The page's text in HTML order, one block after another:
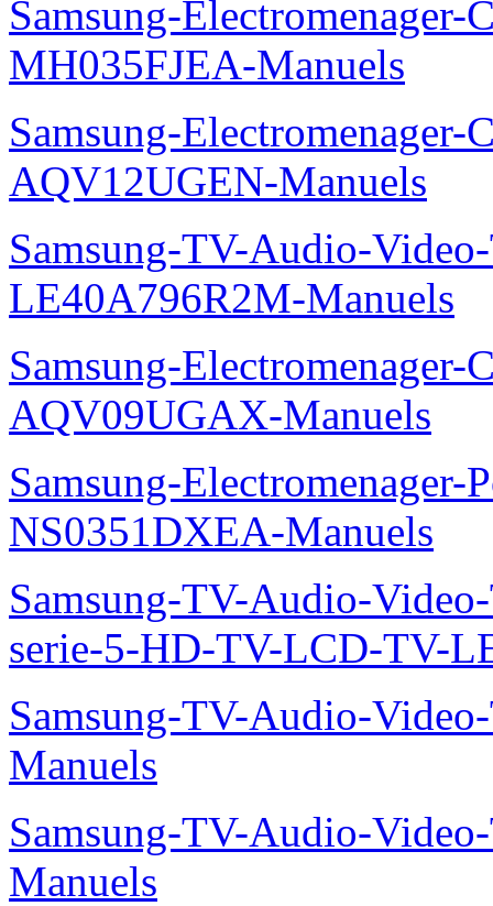
Samsung-Electromenager-
MH035FJEA-Manuels
Samsung-Electromenager-
AQV12UGEN-Manuels
Samsung-TV-Audio-
LE40A796R2M-Manuels
Samsung-Electromenager-
AQV09UGAX-Manuels
Samsung-
NS0351DXEA-Manuels
Samsung-TV-Audio-
serie-5-HD-TV-LCD-TV-
Samsung-TV-Audio-
Manuels
Samsung-TV-Audio-
Manuels